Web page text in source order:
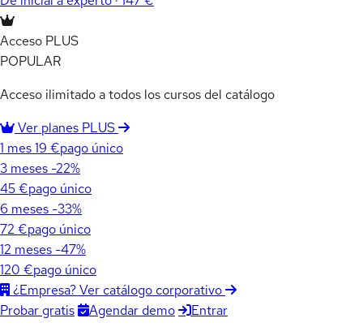
Acceso PLUS
POPULAR
Acceso ilimitado a todos los cursos del catálogo
Ver planes PLUS
1 mes19 €pago único
3 meses -22%
45 €pago único
6 meses -33%
72 €pago único
12 meses -47%
120 €pago único
¿Empresa? Ver catálogo corporativo
Probar gratis
Agendar demo Entrar